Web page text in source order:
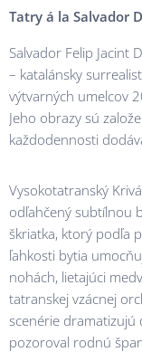
Tatry á la Salvador
Salvador Felip Jacint
– katalánsky
výtvarných umelcov
Jeho obrazy sú
každodennosti
Vysokotatranský
odľahčený subtílnou
škriatka, ktorý podľa
ľahkosti bytia
nohách, lietajúci
tatranskej vzácnej
scenérie dramatizujú
pozoroval rodnú